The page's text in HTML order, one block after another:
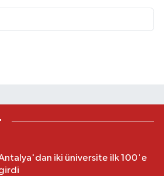
iki üniversite ilk 100'e